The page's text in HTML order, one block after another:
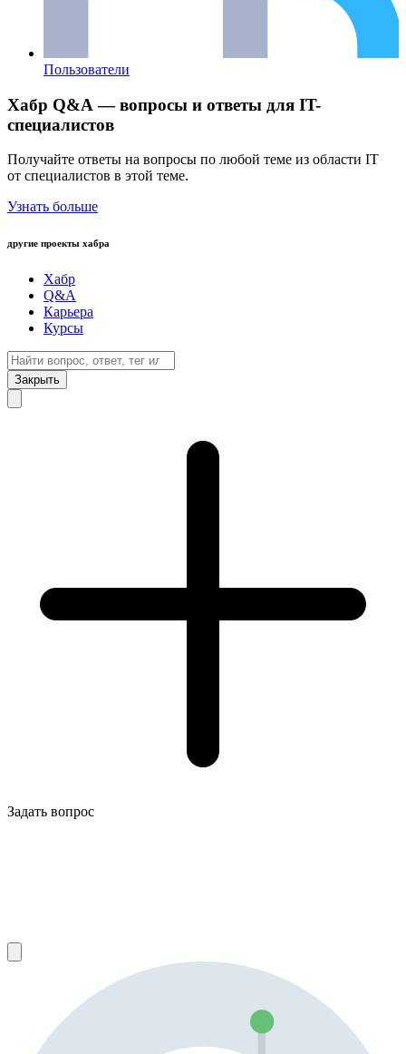
Пользователи
Хабр Q&A — вопросы и ответы для IT-
специалистов
Получайте ответы на вопросы по любой теме из области IT
от специалистов в этой теме.
Узнать больше
другие проекты хабра
Хабр
Q&A
Карьера
Курсы
Закрыть
Задать вопрос